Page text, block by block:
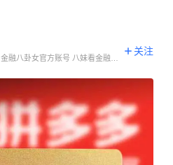
金融八卦女官方账号 八妹看金融官
关注